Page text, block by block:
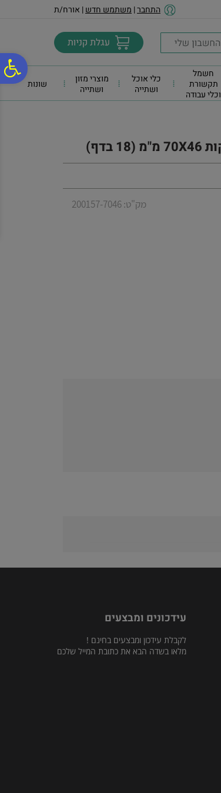
נגישות
אתר
המרכזי
התחבר| משתמש חדש| אורח/ת
חשמל
תקשורת
וכלי עבודה
כלי אוכל
ושתייה
מוצרי מזון
ושתייה
שונות
מק"ט: 200157-7046
עידכונים ומבצעים
לקבלת עידכון ומבצעים בחינם !
מלאו בשדה הבא את כתובת המייל שלכם